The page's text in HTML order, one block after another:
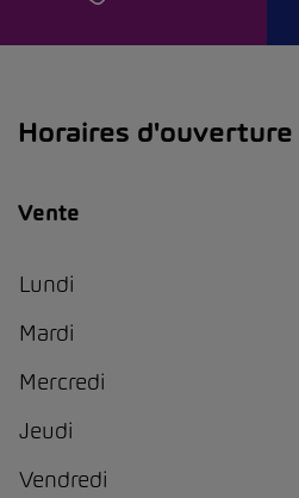
Horaires d'ouverture
Vente
Lundi
Mardi
Mercredi
Jeudi
Vendredi